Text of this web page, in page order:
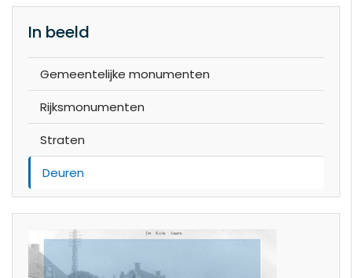
In beeld
Gemeentelijke monumenten
Rijksmonumenten
Straten
Deuren